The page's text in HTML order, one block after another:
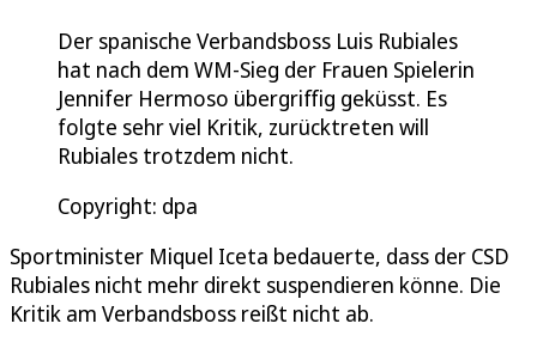
Der spanische Verbandsboss Luis Rubiales
hat nach dem WM-Sieg der Frauen Spielerin
Jennifer Hermoso übergriffig geküsst. Es
folgte sehr viel Kritik, zurücktreten will
Rubiales trotzdem nicht.
Copyright: dpa
Sportminister Miquel Iceta bedauerte, dass der CSD
Rubiales nicht mehr direkt suspendieren könne. Die
Kritik am Verbandsboss reißt nicht ab.